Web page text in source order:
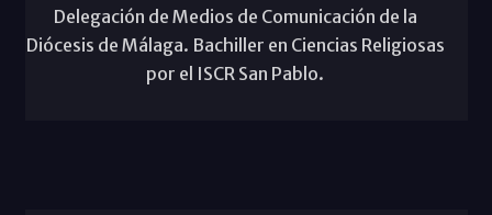
Delegación de Medios de Comunicación de la
Diócesis de Málaga. Bachiller en Ciencias Religiosas
por el ISCR San Pablo.